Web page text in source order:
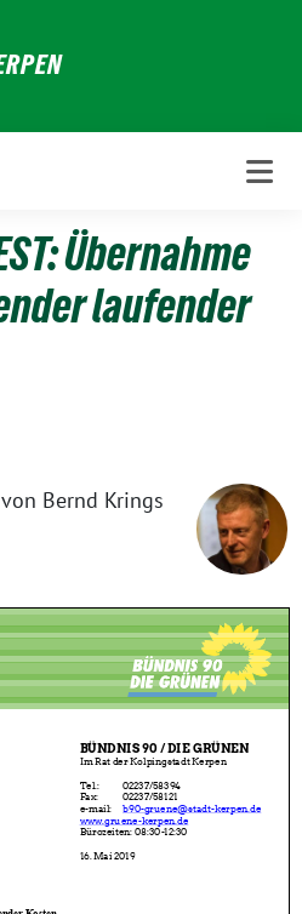
Übernahme
laufender
von Bernd Krings